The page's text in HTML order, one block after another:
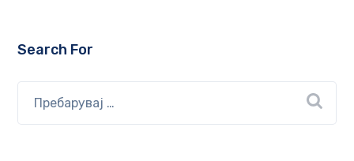
Search For